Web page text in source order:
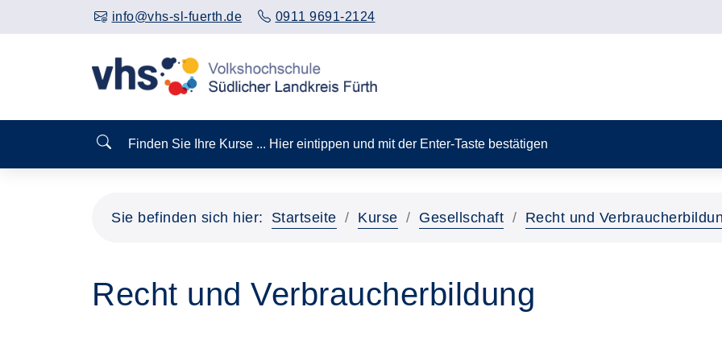
info@vhs-sl-fuerth.de 0911 9691-2124
Finden Sie Ihre Kurse ... Hier eintippen und mit der Enter-Taste bestätigen
Sie befinden sich hier: Startseite Kurse Gesellschaft Recht und
Recht und Verbraucherbildung